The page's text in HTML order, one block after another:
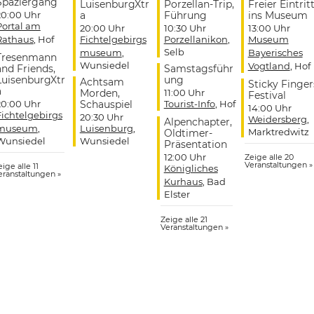
Uhr
am
, Hof
Friends,
Uhr
,
alle 11
»
LuisenburgXtr
a
20:00 Uhr
Fichtelgebirgs
museum,
Wunsiedel
Achtsam
Morden,
Schauspiel
20:30 Uhr
Luisenburg,
Wunsiedel
Porzellan-Trip,
Führung
10:30 Uhr
Porzellanikon,
Selb
Samstagsführ
ung
11:00 Uhr
Tourist-Info, Hof
Alpenchapter,
Oldtimer-
Präsentation
12:00 Uhr
Königliches
Kurhaus, Bad
Elster
Zeige alle 21
Veranstaltungen »
Freier Eintritt
ins Museum
13:00 Uhr
Museum
Bayerisches
Vogtland, Hof
Sticky
Festival
14:00 Uhr
Weidersberg,
Marktredwitz
Zeige alle 20
Veranstaltungen »